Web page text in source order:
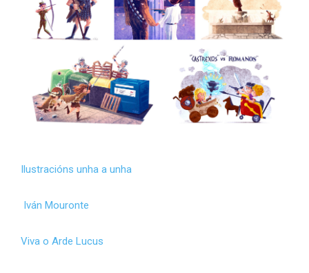
Ilustracións unha a unha
Iván Mouronte
Viva o Arde Lucus